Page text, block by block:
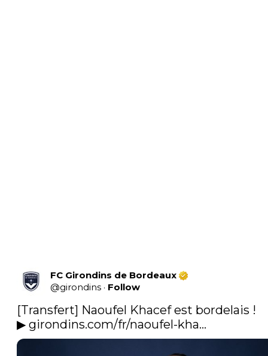
FC Girondins de Bordeaux
@girondins · Follow
[Transfert] Naoufel Khacef est bordelais !
▶ girondins.com/fr/naoufel-kha…